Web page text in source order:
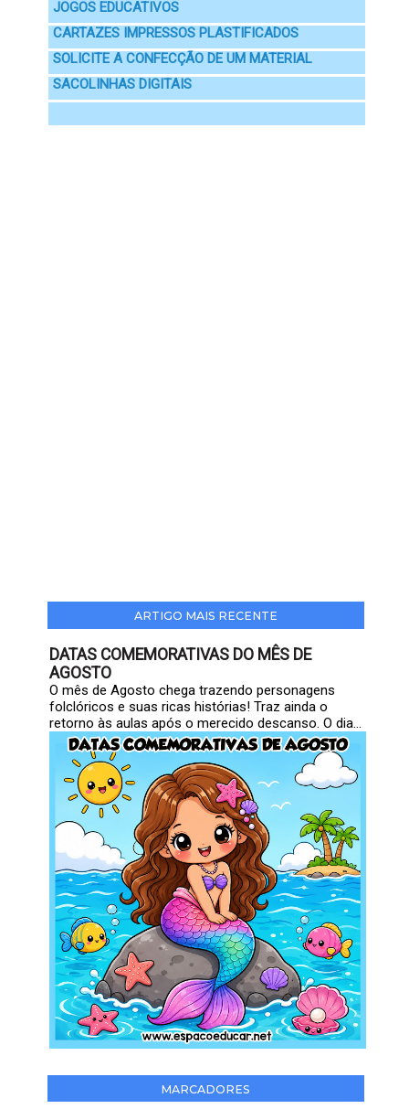
JOGOS EDUCATIVOS
CARTAZES IMPRESSOS PLASTIFICADOS
SOLICITE A CONFECÇÃO DE UM MATERIAL
SACOLINHAS DIGITAIS
ARTIGO MAIS RECENTE
DATAS COMEMORATIVAS DO MÊS DE
AGOSTO
O mês de Agosto chega trazendo personagens
folclóricos e suas ricas histórias! Traz ainda o
retorno às aulas após o merecido descanso. O dia...
MARCADORES